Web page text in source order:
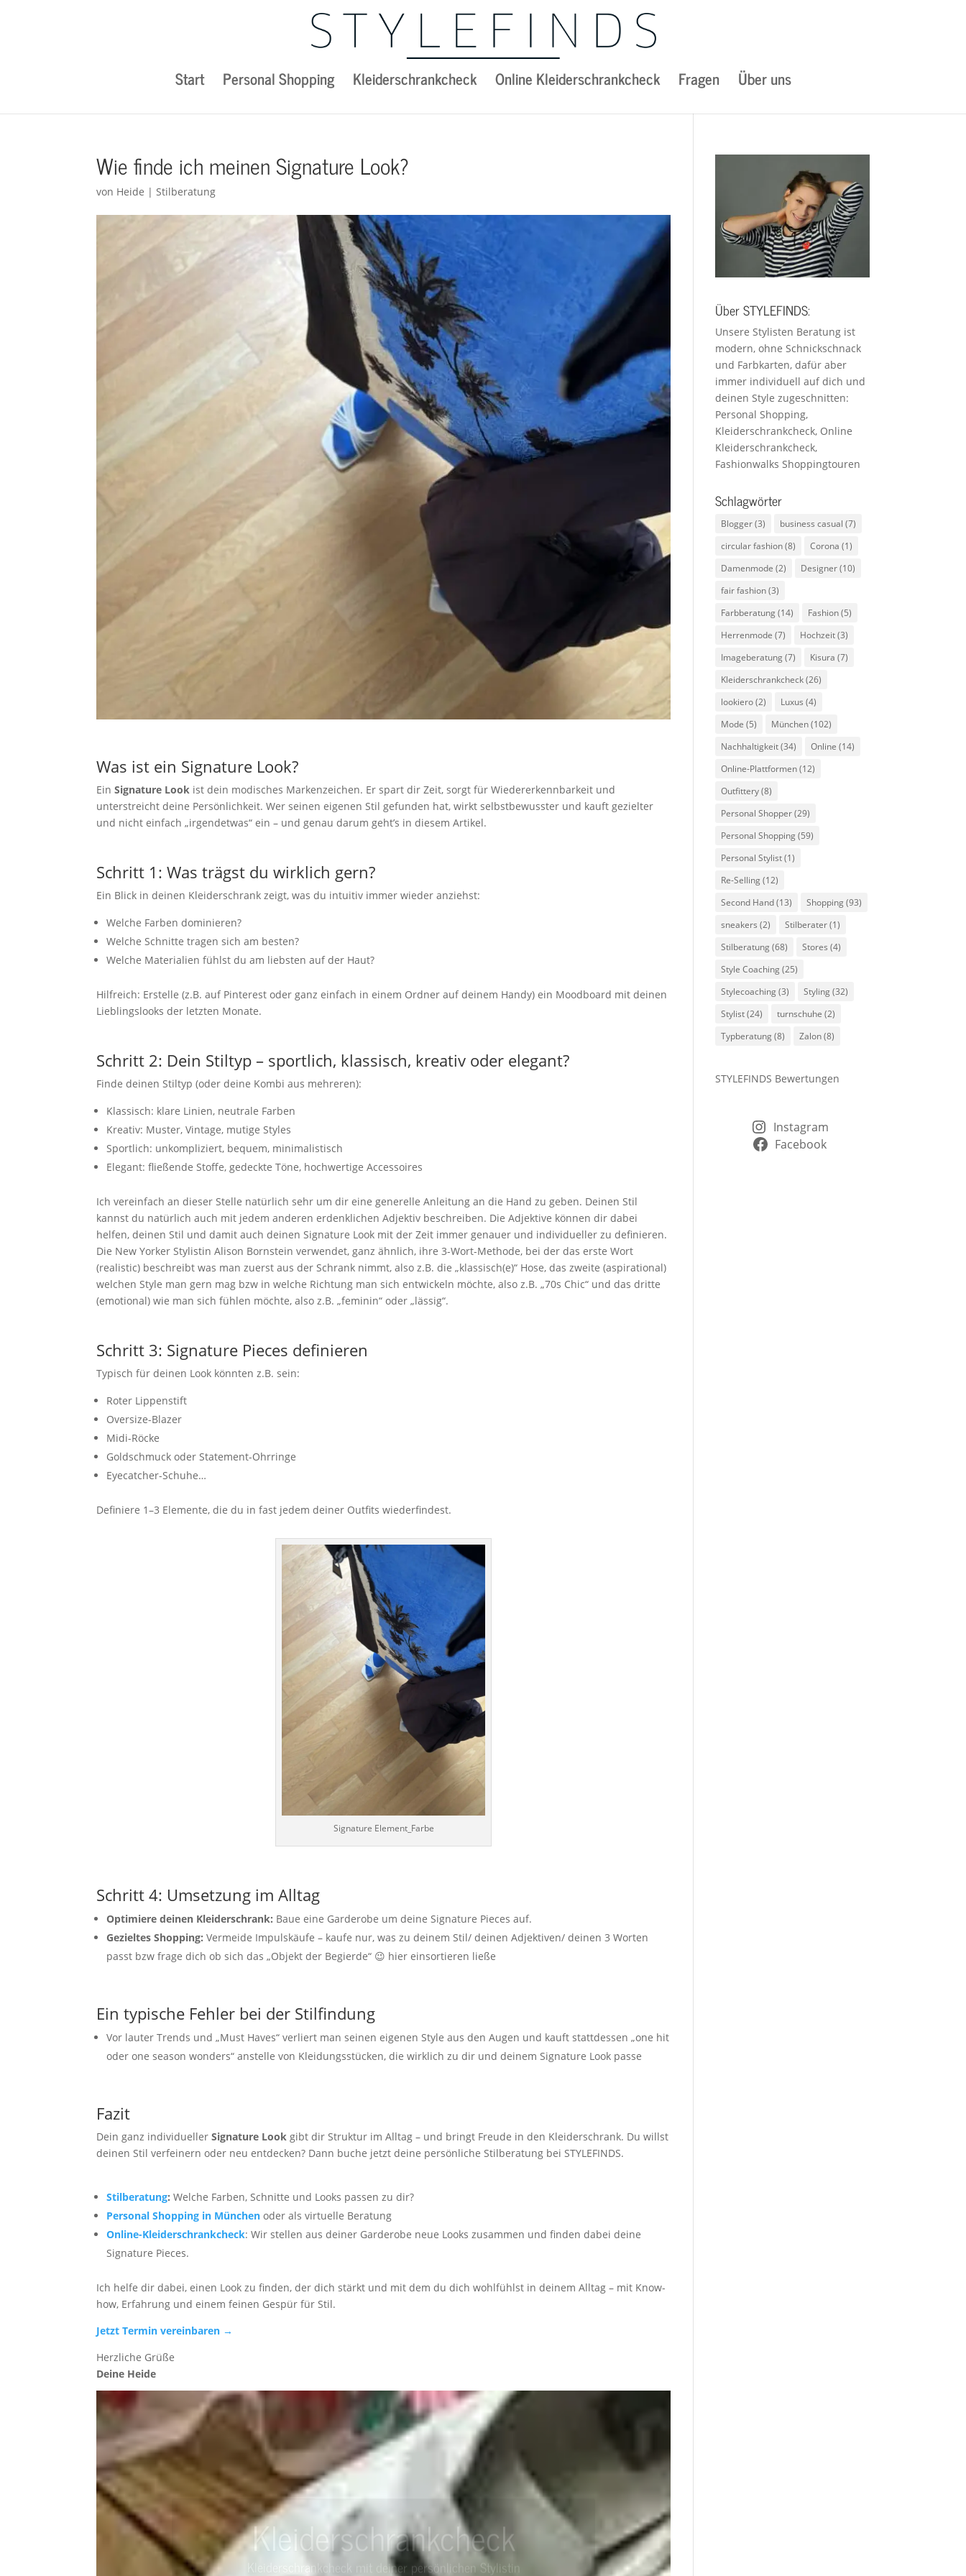
Start Personal Shopping Kleiderschrankcheck Online Kleiderschrankcheck Fragen Über uns
Wie finde ich meinen Signature Look?
von Heide |Stilberatung
Was ist ein Signature Look?
EinSignature Look ist dein modisches Markenzeichen. Er spart dir Zeit, sorgt für Wiedererkennbarkeit und
unterstreicht deine Persönlichkeit. Wer seinen eigenen Stil gefunden hat, wirkt selbstbewusster und kauft gezielter
und nicht einfach „irgendetwas“ ein – und genau darum geht’s in diesem Artikel.
Schritt 1: Was trägst du wirklich gern?
Ein Blick in deinen Kleiderschrank zeigt, was du intuitiv immer wieder anziehst:
Welche Farben dominieren?
Welche Schnitte tragen sich am besten?
Welche Materialien fühlst du am liebsten auf der Haut?
Hilfreich: Erstelle (z.B. auf Pinterest oder ganz einfach in einem Ordner auf deinem Handy) ein Moodboard mit deinen
Lieblingslooks der letzten Monate.
Schritt 2: Dein Stiltyp – sportlich, klassisch, kreativ oder elegant?
Finde deinen Stiltyp (oder deine Kombi aus mehreren):
Klassisch: klare Linien, neutrale Farben
Kreativ: Muster, Vintage, mutige Styles
Sportlich: unkompliziert, bequem, minimalistisch
Elegant: fließende Stoffe, gedeckte Töne, hochwertige Accessoires
Ich vereinfach an dieser Stelle natürlich sehr um dir eine generelle Anleitung an die Hand zu geben. Deinen Stil
kannst du natürlich auch mit jedem anderen erdenklichen Adjektiv beschreiben. Die Adjektive können dir dabei
helfen, deinen Stil und damit auch deinen Signature Look mit der Zeit immer genauer und individueller zu definieren.
Die New Yorker Stylistin Alison Bornstein verwendet, ganz ähnlich, ihre 3-Wort-Methode, bei der das erste Wort
(realistic) beschreibt was man zuerst aus der Schrank nimmt, also z.B. die „klassisch(e)“ Hose, das zweite (aspirational)
welchen Style man gern mag bzw in welche Richtung man sich entwickeln möchte, also z.B. „70s Chic“ und das dritte
(emotional) wie man sich fühlen möchte, also z.B. „feminin“ oder „lässig“.
Schritt 3: Signature Pieces definieren
Typisch für deinen Look könnten z.B. sein:
Roter Lippenstift
Oversize-Blazer
Midi-Röcke
Goldschmuck oder Statement-Ohrringe
Eyecatcher-Schuhe…
Definiere 1–3 Elemente, die du in fast jedem deiner Outfits wiederfindest.
Signature Element_Farbe
Schritt 4: Umsetzung im Alltag
Optimiere deinen Kleiderschrank: Baue eine Garderobe um deine Signature Pieces auf.
Gezieltes Shopping: Vermeide Impulskäufe – kaufe nur, was zu deinem Stil/ deinen Adjektiven/ deinen 3 Worten
passt bzw frage dich ob sich das „Objekt der Begierde“ 😉 hier einsortieren ließe
Ein typische Fehler bei der Stilfindung
Vor lauter Trends und „Must Haves“ verliert man seinen eigenen Style aus den Augen und kauft stattdessen „one hit
oder one season wonders“ anstelle von Kleidungsstücken, die wirklich zu dir und deinem Signature Look passe
Fazit
Dein ganz individuellerSignature Look gibt dir Struktur im Alltag – und bringt Freude in den Kleiderschrank. Du willst
deinen Stil verfeinern oder neu entdecken? Dann buche jetzt deine persönliche Stilberatung bei STYLEFINDS.
Stilberatung: Welche Farben, Schnitte und Looks passen zu dir?
Personal Shopping in München oder als virtuelle Beratung
Online-Kleiderschrankcheck: Wir stellen aus deiner Garderobe neue Looks zusammen und finden dabei deine
Signature Pieces.
Ich helfe dir dabei, einen Look zu finden, der dich stärkt und mit dem du dich wohlfühlst in deinem Alltag – mit Know-
how, Erfahrung und einem feinen Gespür für Stil.
Jetzt Termin vereinbaren →
Herzliche Grüße
Deine Heide
Kleiderschrankcheck
Kleiderschrankcheck mit deiner persönlichenStylistin
Dauer: 3 Stunden - Preis: 179 €
Über STYLEFINDS:
Unsere Stylisten Beratung ist
modern, ohne Schnickschnack
und Farbkarten, dafür aber
immer individuell auf dich und
deinen Style zugeschnitten:
Personal Shopping,
Kleiderschrankcheck, Online
Kleiderschrankcheck,
Fashionwalks Shoppingtouren
Schlagwörter
Blogger(3) business casual (7)
circular fashion(8) Corona (1)
Damenmode (2) Designer(10)
fair fashion(3)
Farbberatung(14) Fashion(5)
Herrenmode (7) Hochzeit(3)
Imageberatung(7) Kisura (7)
Kleiderschrankcheck(26)
lookiero(2) Luxus (4)
Mode (5) München(102)
Nachhaltigkeit(34) Online (14)
Online-Plattformen(12)
Outfittery(8)
Personal Shopper(29)
Personal Shopping(59)
Personal Stylist(1)
Re-Selling(12)
Second Hand(13) Shopping(93)
sneakers (2) Stilberater(1)
Stilberatung(68) Stores (4)
Style Coaching(25)
Stylecoaching(3) Styling(32)
Stylist(24) turnschuhe (2)
Typberatung(8) Zalon(8)
STYLEFINDS Bewertungen
Instagram
Facebook